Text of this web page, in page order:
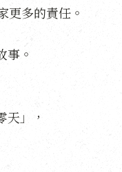
更多的責任。
事。
」，